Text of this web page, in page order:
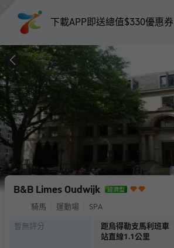
下載APP即送總值$330優惠券
B&B Limes Oudwijk
騎馬 運動場 SPA
暫無評分
距烏得勒支馬利班車
站直線1.1公里